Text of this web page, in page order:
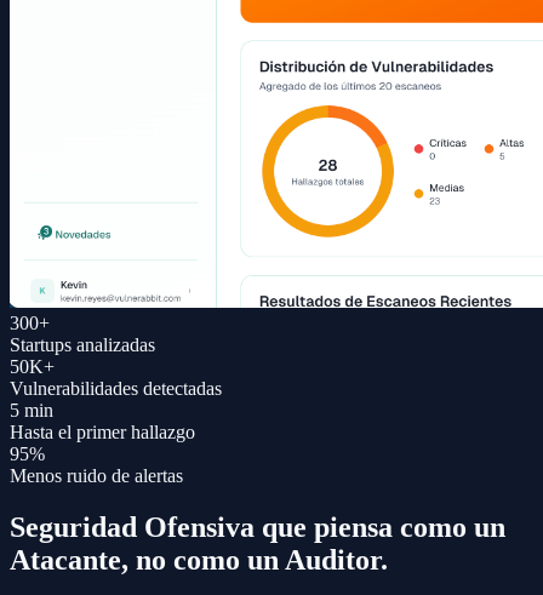
300+
Startups analizadas
50K+
Vulnerabilidades detectadas
5 min
Hasta el primer hallazgo
95%
Menos ruido de alertas
Seguridad Ofensiva que piensa como un
Atacante, no como un Auditor.